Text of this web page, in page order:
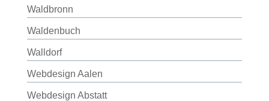
Waldbronn
Waldenbuch
Walldorf
Webdesign Aalen
Webdesign Abstatt